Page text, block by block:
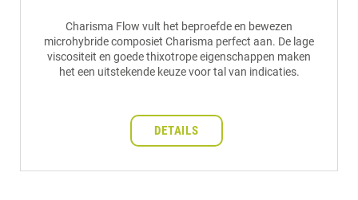
Charisma Flow vult het beproefde en bewezen
microhybride composiet Charisma perfect aan. De lage
viscositeit en goede thixotrope eigenschappen maken
het een uitstekende keuze voor tal van indicaties.
DETAILS